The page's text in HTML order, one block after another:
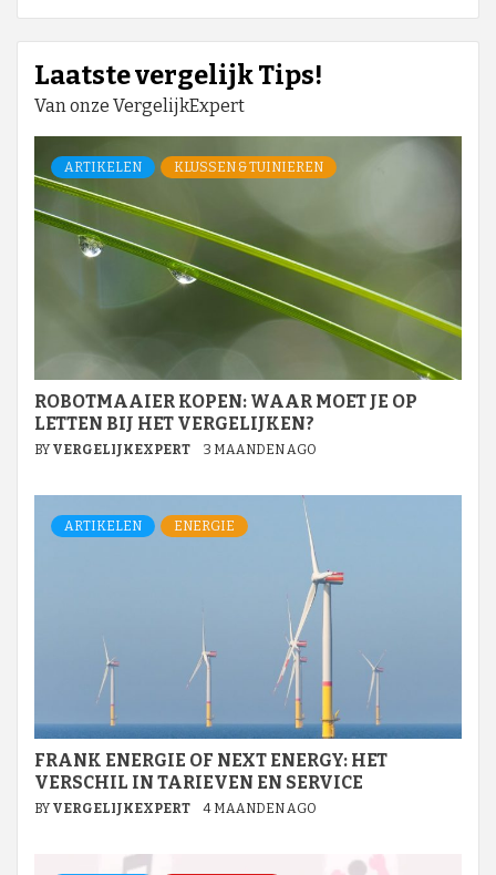
Laatste vergelijk Tips!
Van onze VergelijkExpert
ARTIKELEN KLUSSEN & TUINIEREN
ROBOTMAAIER KOPEN: WAAR MOET JE OP
LETTEN BIJ HET VERGELIJKEN?
BY VERGELIJKEXPERT 3 MAANDEN AGO
ARTIKELEN ENERGIE
FRANK ENERGIE OF NEXT ENERGY: HET
VERSCHIL IN TARIEVEN EN SERVICE
BY VERGELIJKEXPERT 4 MAANDEN AGO